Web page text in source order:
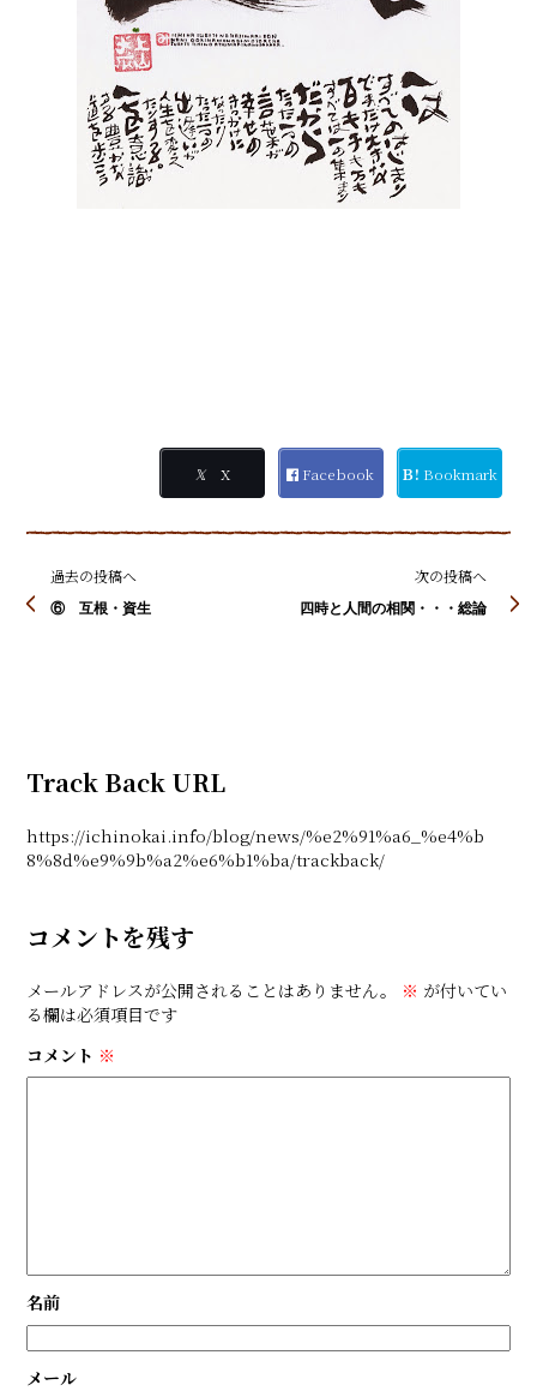
𝕏 X Facebook Ｂ! Bookmark
過去の投稿へ
⑥ 互根・資生
次の投稿へ
四時と人間の相関・・・総論
Track Back URL
https://ichinokai.info/blog/news/%e2%91%a6_%e4%b
8%8d%e9%9b%a2%e6%b1%ba/trackback/
コメントを残す
メールアドレスが公開されることはありません。 ※ が付いてい
る欄は必須項目です
コメント ※
名前
メール